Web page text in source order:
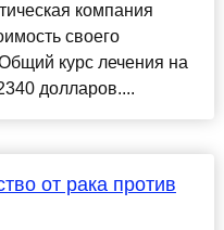
компания
своего
курс лечения на
долларов....
от рака против